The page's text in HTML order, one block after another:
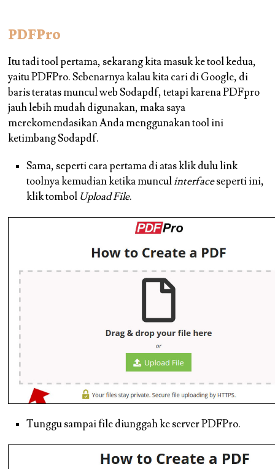
PDFPro
Itu tadi tool pertama, sekarang kita masuk ke tool kedua,
yaitu PDFPro. Sebenarnya kalau kita cari di Google, di
baris teratas muncul web Sodapdf, tetapi karena PDFpro
jauh lebih mudah digunakan, maka saya
merekomendasikan Anda menggunakan tool ini
ketimbang Sodapdf.
Sama, seperti cara pertama di atas klik dulu link
toolnya kemudian ketika munculinterfaceseperti ini,
klik tombol Upload File.
Tunggu sampai file diunggah ke server PDFPro.